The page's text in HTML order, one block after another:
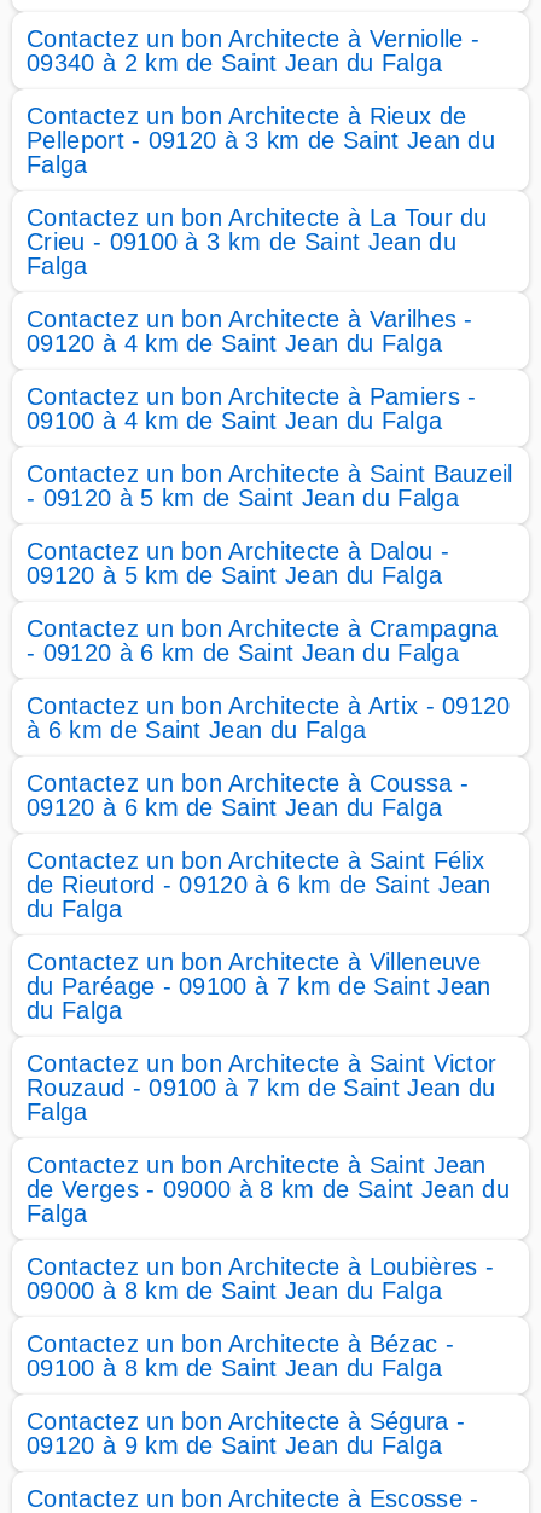
Contactez un bon Architecte à Verniolle -
09340 à 2 km de Saint Jean du Falga
Contactez un bon Architecte à Rieux de
Pelleport - 09120 à 3 km de Saint Jean du
Falga
Contactez un bon Architecte à La Tour du
Crieu - 09100 à 3 km de Saint Jean du
Falga
Contactez un bon Architecte à Varilhes -
09120 à 4 km de Saint Jean du Falga
Contactez un bon Architecte à Pamiers -
09100 à 4 km de Saint Jean du Falga
Contactez un bon Architecte à Saint Bauzeil
- 09120 à 5 km de Saint Jean du Falga
Contactez un bon Architecte à Dalou -
09120 à 5 km de Saint Jean du Falga
Contactez un bon Architecte à Crampagna
- 09120 à 6 km de Saint Jean du Falga
Contactez un bon Architecte à Artix - 09120
à 6 km de Saint Jean du Falga
Contactez un bon Architecte à Coussa -
09120 à 6 km de Saint Jean du Falga
Contactez un bon Architecte à Saint Félix
de Rieutord - 09120 à 6 km de Saint Jean
du Falga
Contactez un bon Architecte à Villeneuve
du Paréage - 09100 à 7 km de Saint Jean
du Falga
Contactez un bon Architecte à Saint Victor
Rouzaud - 09100 à 7 km de Saint Jean du
Falga
Contactez un bon Architecte à Saint Jean
de Verges - 09000 à 8 km de Saint Jean du
Falga
Contactez un bon Architecte à Loubières -
09000 à 8 km de Saint Jean du Falga
Contactez un bon Architecte à Bézac -
09100 à 8 km de Saint Jean du Falga
Contactez un bon Architecte à Ségura -
09120 à 9 km de Saint Jean du Falga
Contactez un bon Architecte à Escosse -